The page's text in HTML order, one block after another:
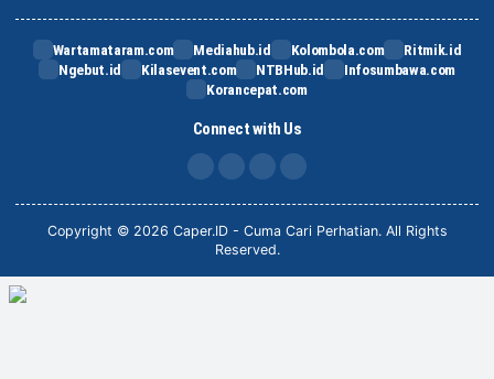
Wartamataram.com Mediahub.id Kolombola.com
Ritmik.id
Ngebut.id
Kilasevent.com NTBHub.id
Infosumbawa.com
Korancepat.com
Connect with Us
FB IG TikTok
Copyright © 2026 Caper.ID - Cuma Cari Perhatian. All Rights
Reserved.